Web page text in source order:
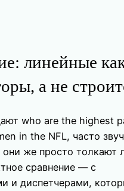
линейные
а не
who are the highest
in the NFL, часто
они же просто толкают
сравнение — с
и диспетчерами,